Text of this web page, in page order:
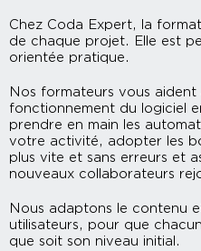
Chez Coda Expert, la
de chaque projet. Elle est
orientée pratique.
Nos formateurs vous
fonctionnement du logiciel
prendre en main les
votre activité, adopter les
plus vite et sans erreurs et
nouveaux collaborateurs
Nous adaptons le contenu
utilisateurs, pour que
que soit son niveau initial.